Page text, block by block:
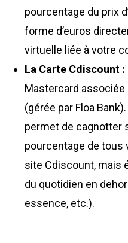
pourcentage du prix
forme d’euros
virtuelle liée à votre
La Carte Cdiscount :
Mastercard associée
(gérée par Floa
permet de cagnotter
pourcentage de tous
site Cdiscount, mais
du quotidien en
essence, etc.).